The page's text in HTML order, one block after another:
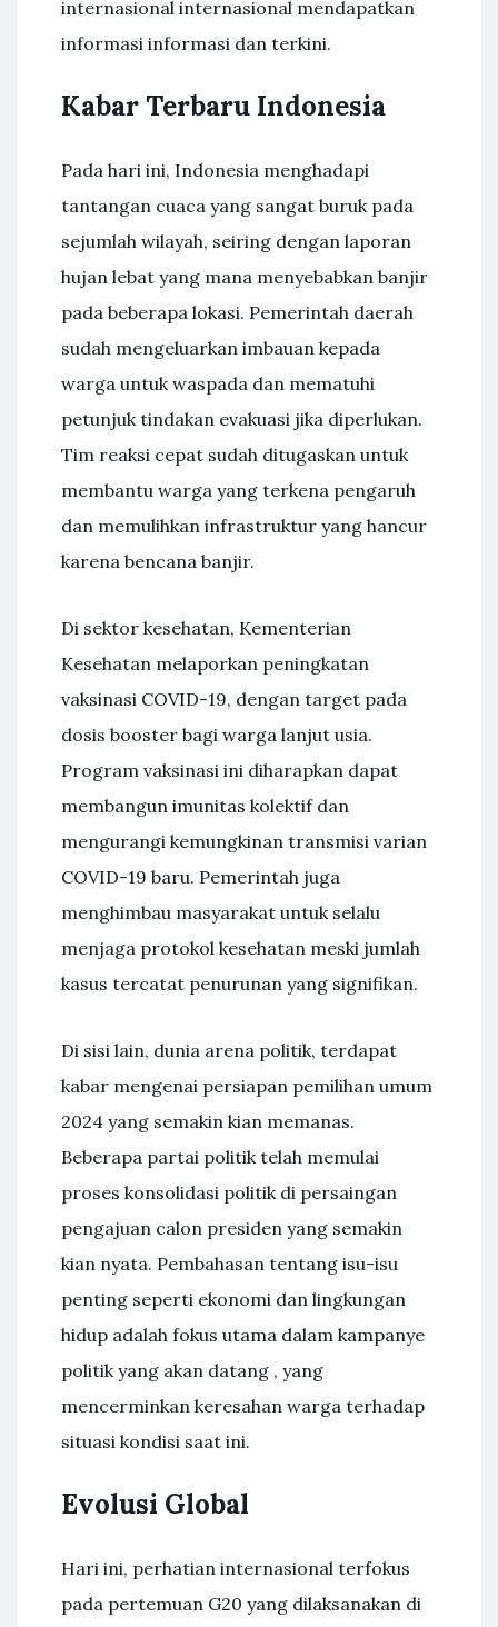
internasional internasional mendapatkan
informasi informasi dan terkini.
Kabar Terbaru Indonesia
Pada hari ini, Indonesia menghadapi
tantangan cuaca yang sangat buruk pada
sejumlah wilayah, seiring dengan laporan
hujan lebat yang mana menyebabkan banjir
pada beberapa lokasi. Pemerintah daerah
sudah mengeluarkan imbauan kepada
warga untuk waspada dan mematuhi
petunjuk tindakan evakuasi jika diperlukan.
Tim reaksi cepat sudah ditugaskan untuk
membantu warga yang terkena pengaruh
dan memulihkan infrastruktur yang hancur
karena bencana banjir.
Di sektor kesehatan, Kementerian
Kesehatan melaporkan peningkatan
vaksinasi COVID-19, dengan target pada
dosis booster bagi warga lanjut usia.
Program vaksinasi ini diharapkan dapat
membangun imunitas kolektif dan
mengurangi kemungkinan transmisi varian
COVID-19 baru. Pemerintah juga
menghimbau masyarakat untuk selalu
menjaga protokol kesehatan meski jumlah
kasus tercatat penurunan yang signifikan.
Di sisi lain, dunia arena politik, terdapat
kabar mengenai persiapan pemilihan umum
2024 yang semakin kian memanas.
Beberapa partai politik telah memulai
proses konsolidasi politik di persaingan
pengajuan calon presiden yang semakin
kian nyata. Pembahasan tentang isu-isu
penting seperti ekonomi dan lingkungan
hidup adalah fokus utama dalam kampanye
politik yang akan datang , yang
mencerminkan keresahan warga terhadap
situasi kondisi saat ini.
Evolusi Global
Hari ini, perhatian internasional terfokus
pada pertemuan G20 yang dilaksanakan di